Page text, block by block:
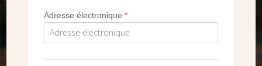
NOUS PERMET D’AGIR
FAIRE UN DON
Adresse électronique*